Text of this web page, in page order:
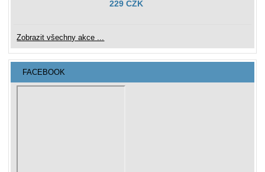
229 CZK
Zobrazit všechny akce ...
FACEBOOK